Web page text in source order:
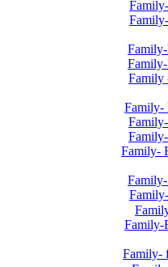
Family
Family-
Family-
Family-